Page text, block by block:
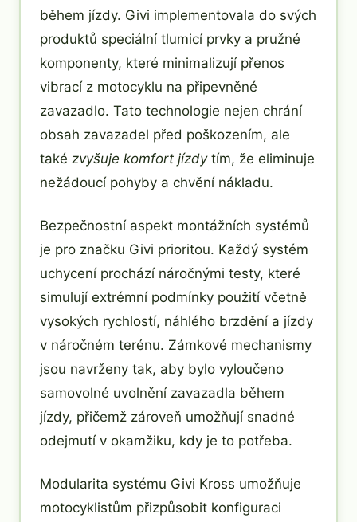
během jízdy. Givi implementovala do svých
produktů speciální tlumicí prvky a pružné
komponenty, které minimalizují přenos
vibrací z motocyklu na připevněné
zavazadlo. Tato technologie nejen chrání
obsah zavazadel před poškozením, ale
také zvyšuje komfort jízdytím, že eliminuje
nežádoucí pohyby a chvění nákladu.
Bezpečnostní aspekt montážních systémů
je pro značku Givi prioritou. Každý systém
uchycení prochází náročnými testy, které
simulují extrémní podmínky použití včetně
vysokých rychlostí, náhlého brzdění a jízdy
v náročném terénu. Zámkové mechanismy
jsou navrženy tak, aby bylo vyloučeno
samovolné uvolnění zavazadla během
jízdy, přičemž zároveň umožňují snadné
odejmutí v okamžiku, kdy je to potřeba.
Modularita systému Givi Kross umožňuje
motocyklistům přizpůsobit konfiguraci